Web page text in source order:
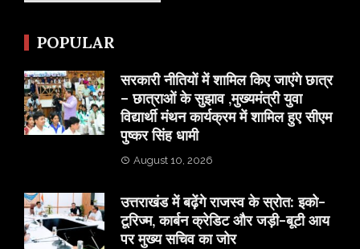
POPULAR
सरकारी नीतियों में शामिल किए जाएंगे छात्र
– छात्राओं के सुझाव ,मुख्यमंत्री युवा
विद्यार्थी मंथन कार्यक्रम में शामिल हुए सीएम
पुष्कर सिंह धामी
August 10, 2026
उत्तराखंड में बढ़ेंगे राजस्व के स्रोत: इको-
टूरिज्म, कार्बन क्रेडिट और जड़ी-बूटी आय
पर मुख्य सचिव का जोर